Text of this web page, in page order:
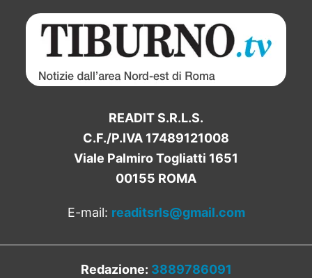
READIT S.R.L.S.
C.F./P.IVA 17489121008
Viale Palmiro Togliatti 1651
00155 ROMA
E-mail: readitsrls@gmail.com
Redazione: 3889786091